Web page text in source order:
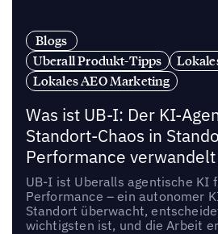
Blogs
Uberall Produkt-Tipps
Lokales AEO Marketing
Was ist UB-I: Der KI-
Standort-Chaos in
Performance verwandelt
UB-I ist Uberalls agentische KI
Performance – ein autonomer
Standort überwacht,
wichtigsten ist, und die Arbeit